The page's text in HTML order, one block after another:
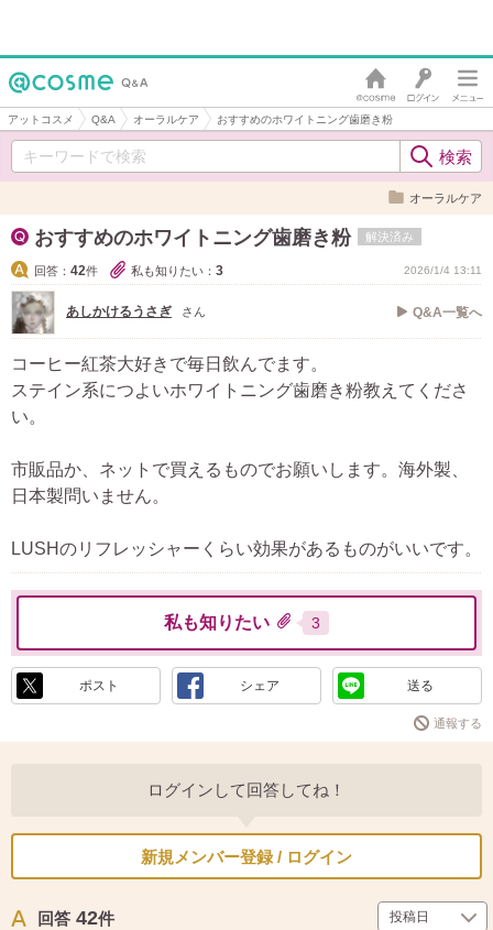
アットコスメ Q&A オーラルケア おすすめのホワイトニング歯磨き粉
オーラルケア
おすすめのホワイトニング歯磨き粉 解決済み
回答： 42件 私も知りたい： 3 2026/1/4 13:11
あしかけるうさぎ さん Q&A一覧へ
コーヒー紅茶大好きで毎日飲んでます。
ステイン系につよいホワイトニング歯磨き粉教えてくださ
い。
市販品か、ネットで買えるものでお願いします。海外製、
日本製問いません。
LUSHのリフレッシャーくらい効果があるものがいいです。
私も知りたい 3
ポスト シェア 送る
通報する
ログインして回答してね！
新規メンバー登録 / ログイン
回答 42件